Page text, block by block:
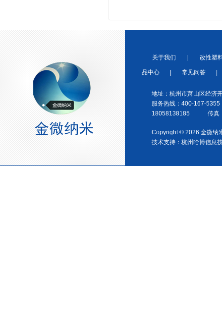
浙江省创新型企业稳定
关于我们 | 改性塑
品中心 | 常见问答 |
地址：杭州市萧山区经济
服务热线：400-167-5355
18058138185 传真：
Copyright © 2026 金微纳
技术支持： 杭州哈博信息